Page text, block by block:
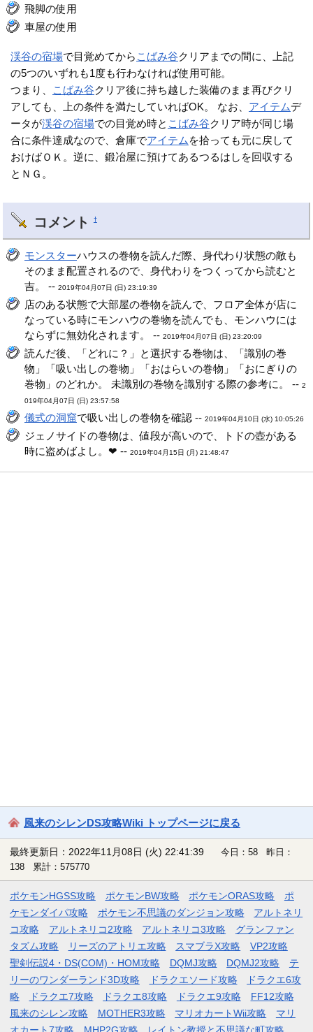
飛脚の使用
車屋の使用
渓谷の宿場で目覚めてから こばみ谷クリアまでの間に、上記
の5つのいずれも1度も行わなければ使用可能。
つまり、
こばみ谷クリア後に持ち越した装備のまま再びクリ
アしても、上の条件を満たしていればOK。 なお、 アイテムデ
ータが渓谷の宿場での目覚め時と こばみ谷クリア時が同じ場
合に条件達成なので、倉庫でアイテム を拾っても元に戻して
おけばＯＫ。逆に、鍛冶屋に預けてあるつるはしを回収する
とＮＧ。
コメント †
モンスターハウスの巻物を読んだ際、身代わり状態の敵も
そのまま配置されるので、身代わりをつくってから読むと
吉。 --2019年04月07日 (日) 23:19:39
店のある状態で大部屋の巻物を読んで、フロア全体が店に
なっている時にモンハウの巻物を読んでも、モンハウには
ならずに無効化されます。 --2019年04月07日 (日) 23:20:09
読んだ後、「どれに？」と選択する巻物は、「識別の巻
物」「吸い出しの巻物」「おはらいの巻物」「おにぎりの
巻物」のどれか。 未識別の巻物を識別する際の参考に。 --2
019年04月07日 (日) 23:57:58
儀式の洞窟で吸い出しの巻物を確認 --2019年04月10日 (水) 10:05:26
ジェノサイドの巻物は、値段が高いので、トドの壺がある
時に盗めばよし。❤ --2019年04月15日 (月) 21:48:47
風来のシレンDS攻略Wiki トップページに戻る
最終更新日：2022年11月08日 (火) 22:41:39
今日：58 昨日：
138 累計：575770
ポケモンHGSS攻略 ポケモンBW攻略 ポケモンORAS攻略
ポ
ケモンダイパ攻略
ポケモン不思議のダンジョン攻略
アルトネリ
コ攻略
アルトネリコ2攻略 アルトネリコ3攻略
グランファン
タズム攻略
リーズのアトリエ攻略 スマブラX攻略
VP2攻略
聖剣伝説4・DS(COM)・HOM攻略
DQMJ攻略 DQMJ2攻略
テ
リーのワンダーランド3D攻略
ドラクエソード攻略
ドラクエ6攻
略
ドラクエ7攻略 ドラクエ8攻略 ドラクエ9攻略
FF12攻略
風来のシレン攻略
MOTHER3攻略 マリオカートWii攻略
マリ